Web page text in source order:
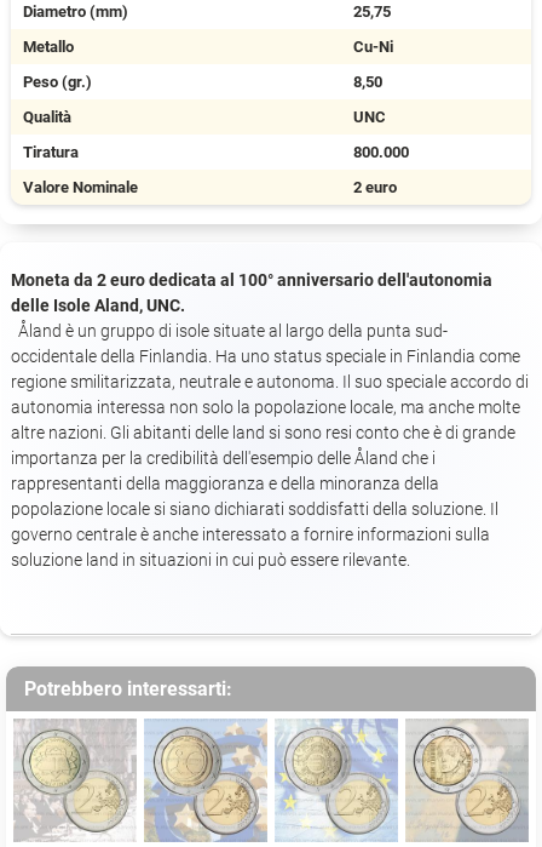
Diametro (mm)
25,75
Metallo
Cu-Ni
Peso (gr.)
8,50
Qualità
UNC
Tiratura
800.000
Valore Nominale
2 euro
Moneta da 2 euro dedicata al 100° anniversario dell'autonomia
delle Isole Aland, UNC.
Åland è un gruppo di isole situate al largo della punta sud-
occidentale della Finlandia. Ha uno status speciale in Finlandia come
regione smilitarizzata, neutrale e autonoma. Il suo speciale accordo di
autonomia interessa non solo la popolazione locale, ma anche molte
altre nazioni. Gli abitanti delle land si sono resi conto che è di grande
importanza per la credibilità dell'esempio delle Åland che i
rappresentanti della maggioranza e della minoranza della
popolazione locale si siano dichiarati soddisfatti della soluzione. Il
governo centrale è anche interessato a fornire informazioni sulla
soluzione land in situazioni in cui può essere rilevante.
Potrebbero interessarti: